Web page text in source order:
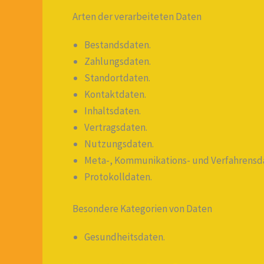
Arten der verarbeiteten Daten
Bestandsdaten.
Zahlungsdaten.
Standortdaten.
Kontaktdaten.
Inhaltsdaten.
Vertragsdaten.
Nutzungsdaten.
Meta-, Kommunikations- und
Protokolldaten.
Besondere Kategorien von Daten
Gesundheitsdaten.